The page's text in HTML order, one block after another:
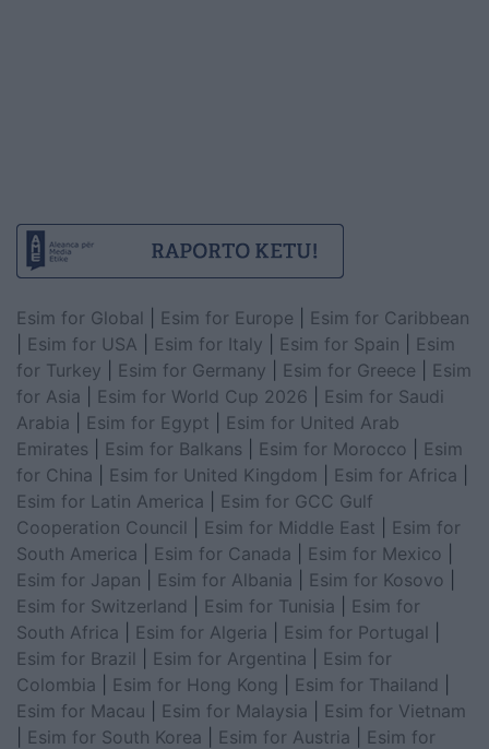
Esim for Global Esim for Europe
Esim for Caribbean
Esim for USA Esim for Italy Esim for Spain
Esim
for Turkey
Esim for Germany Esim for Greece
Esim
for Asia
Esim for World Cup 2026
Esim for Saudi
Arabia
Esim for Egypt
Esim for United Arab
Emirates
Esim for Balkans Esim for Morocco
Esim
for China
Esim for United Kingdom Esim for Africa
Esim for Latin America
Esim for GCC Gulf
Cooperation Council
Esim for Middle East
Esim for
South America
Esim for Canada Esim for Mexico
Esim for Japan
Esim for Albania Esim for Kosovo
Esim for Switzerland
Esim for Tunisia
Esim for
South Africa
Esim for Algeria Esim for Portugal
Esim for Brazil
Esim for Argentina
Esim for
Colombia
Esim for Hong Kong Esim for Thailand
Esim for Macau
Esim for Malaysia
Esim for Vietnam
Esim for South Korea Esim for Austria
Esim for